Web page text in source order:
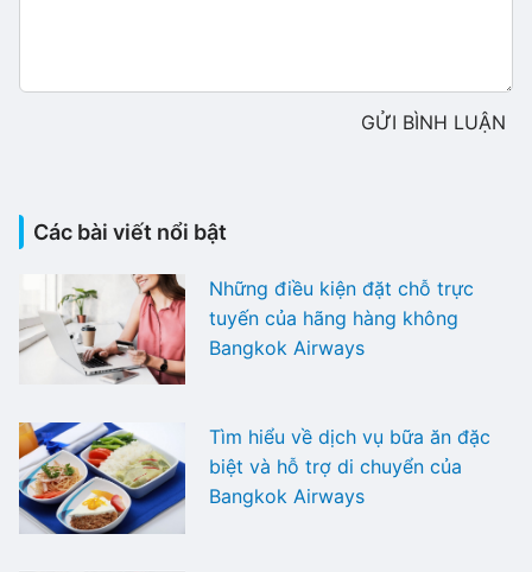
GỬI BÌNH LUẬN
Các bài viết nổi bật
Những điều kiện đặt chỗ trực
tuyến của hãng hàng không
Bangkok Airways
Tìm hiểu về dịch vụ bữa ăn đặc
biệt và hỗ trợ di chuyển của
Bangkok Airways